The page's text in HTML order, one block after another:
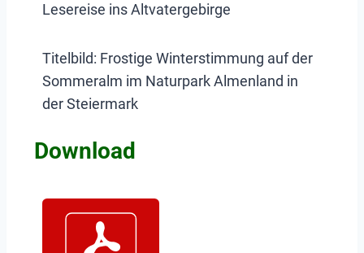
Lesereise ins Altvatergebirge
Titelbild: Frostige Winterstimmung auf der
Sommeralm im Naturpark Almenland in
der Steiermark
Download